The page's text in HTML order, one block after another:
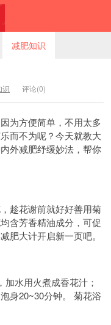
减肥知识
识 评论(0)
为方便简单，不用太多
而不为呢？今天就教大
外减肥纾缓妙法，帮你
趁花谢前就好好善用菊
含芳香精油成分，可促
肥大计开启新一页吧。
水用火煮成香花汁；
身20~30分钟。 菊花浴